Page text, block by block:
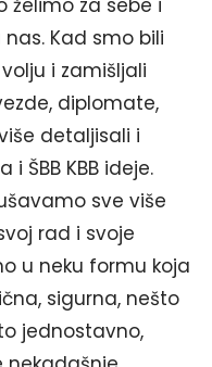
želimo za sebe i
Kad smo bili
i zamišljali
diplomate,
detaljisali i
ŠBB KBB ideje.
sve više
rad i svoje
u neku formu koja
sigurna, nešto
jednostavno,